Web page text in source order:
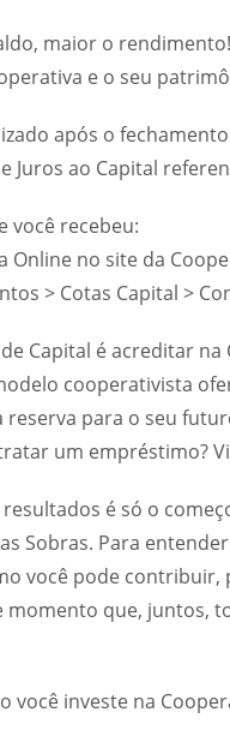
maior o
e o seu
após o
Juros ao Capital
você recebeu:
Online no site da
> Cotas Capital >
Capital é acreditar
cooperativista
para o seu
um empréstimo?
é só o
Sobras. Para
você pode contribuir,
momento que, juntos,
você investe na